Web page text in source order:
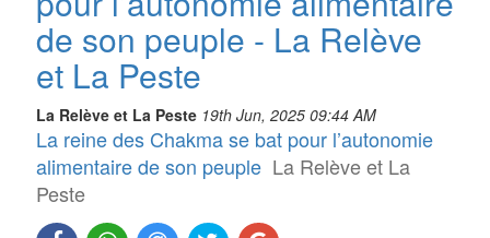
de son peuple - La Relève
et La Peste
La Relève et La Peste 19th Jun, 2025 09:44 AM
La reine des Chakma se bat pour l’autonomie
alimentaire de son peuple La Relève et La
Peste